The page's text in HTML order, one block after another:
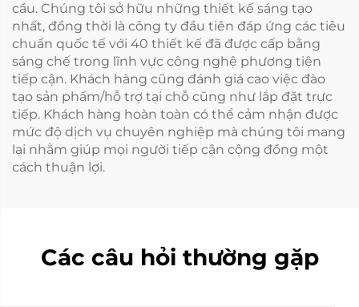
cầu. Chúng tôi sở hữu những thiết kế sáng tạo
nhất, đồng thời là công ty đầu tiên đáp ứng các tiêu
chuẩn quốc tế với 40 thiết kế đã được cấp bằng
sáng chế trong lĩnh vực công nghệ phương tiện
tiếp cận. Khách hàng cũng đánh giá cao việc đào
tạo sản phẩm/hỗ trợ tại chỗ cũng như lắp đặt trực
tiếp. Khách hàng hoàn toàn có thể cảm nhận được
mức độ dịch vụ chuyên nghiệp mà chúng tôi mang
lại nhằm giúp mọi người tiếp cận cộng đồng một
cách thuận lợi.
Các câu hỏi thường gặp